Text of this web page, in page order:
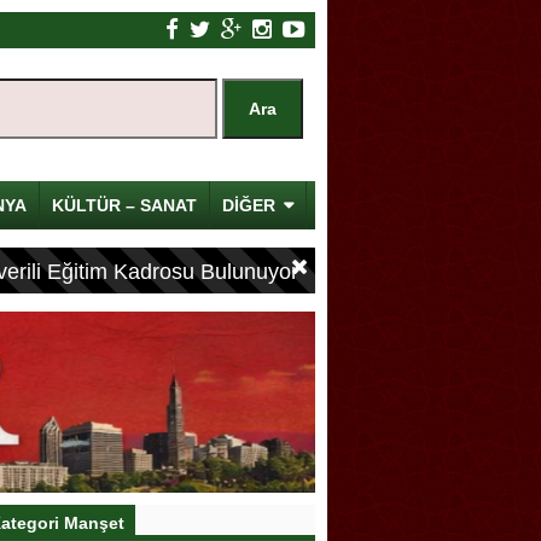
KÜLTÜR – SANAT DİĞER
Eğitim Kadrosu Bulunuyor
Manşet